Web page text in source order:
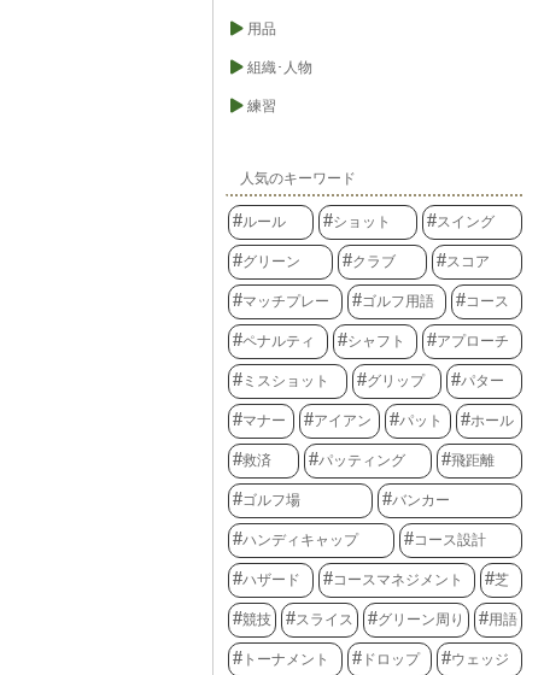
用品
組織･人物
練習
人気のキーワード
ルール ショット スイング
グリーン クラブ スコア
マッチプレー ゴルフ用語 コース
ペナルティ シャフト アプローチ
ミスショット グリップ パター
マナー アイアン パット ホール
救済 パッティング 飛距離
ゴルフ場 バンカー
ハンディキャップ コース設計
ハザード コースマネジメント 芝
競技 スライス グリーン周り 用語
トーナメント ドロップ ウェッジ